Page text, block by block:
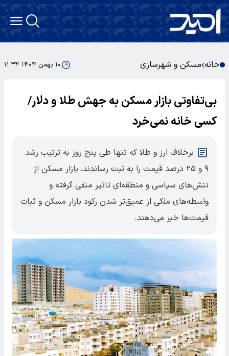
خانه مسکن و شهرسازی ۱۰ بهمن ۱۴۰۴ ۱۱:۳۴
بی‌تفاوتی بازار مسکن به جهش طلا و دلار/
کسی خانه نمی‌خرد
برخلاف ارز و طلا که تنها طی پنج روز به ترتیب رشد
۹ و ۲۵ درصد قیمت را به ثبت رساندند، بازار مسکن از
تنش‌های سیاسی و منطقه‌ای تاثیر منفی گرفته و
واسطه‌های ملکی از عمیق‌تر شدن رکود بازار مسکن و ثبات
قیمت‌ها خبر می‌دهند.